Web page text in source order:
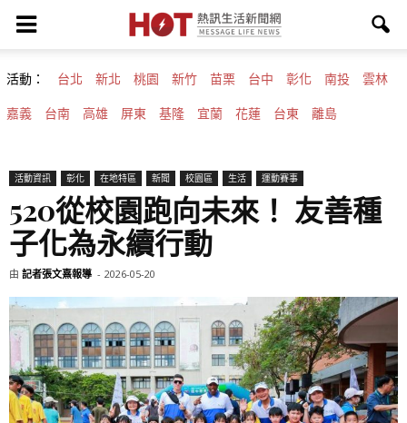
活動： 台北 新北 桃園 新竹 苗栗 台中 彰化 南投 雲林
嘉義 台南 高雄 屏東 基隆 宜蘭 花蓮 台東 離島
活動資訊 彰化 在地特區 新聞 校園區 生活 運動賽事
520從校園跑向未來！ 友善種
子化為永續行動
由 記者張文熹報導 - 2026-05-20